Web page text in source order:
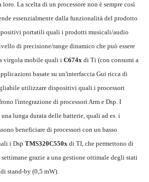
La scelta di un processore non è sempre così
essenzialmente dalla funzionalità del prodotto
portatili quali i prodotti musicali/audio
di precisione/range dinamico che può essere
virgola mobile quali i C674x di Ti (con consumi a
basate su un'interfaccia Gui ricca di
utilizzare dispositivi quali i processori
l'integrazione di processori Arm e Dsp. I
lunga durata delle batterie, quali ad es. i
beneficiare di processori con un basso
i Dsp TMS320C550x di TI, che permettono di
grazie a una gestione ottimale degli stati
stand-by (0,5 mW).